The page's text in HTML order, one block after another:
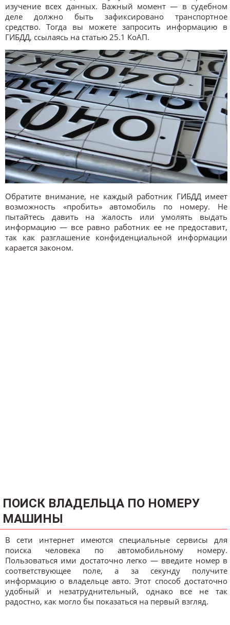
изучение всех данных. Важный момент — в судебном
деле должно быть зафиксировано транспортное
средство. Тогда вы можете запросить информацию в
ГИБДД, ссылаясь на статью 25.1 КоАП.
Обратите внимание, не каждый работник ГИБДД имеет
возможность «пробить» автомобиль по номеру. Не
пытайтесь давить на жалость или умолять выдать
информацию — все равно работник ее не предоставит,
так как разглашение конфиденциальной информации
карается законом.
ПОИСК ВЛАДЕЛЬЦА ПО НОМЕРУ
МАШИНЫ
В сети интернет имеются специальные сервисы для
поиска человека по автомобильному номеру.
Пользоваться ими достаточно легко — введите номер в
соответствующее поле, а за секунду получите
информацию о владельце авто. Этот способ достаточно
удобный и незатруднительный, однако все не так
радостно, как могло бы показаться на первый взгляд.